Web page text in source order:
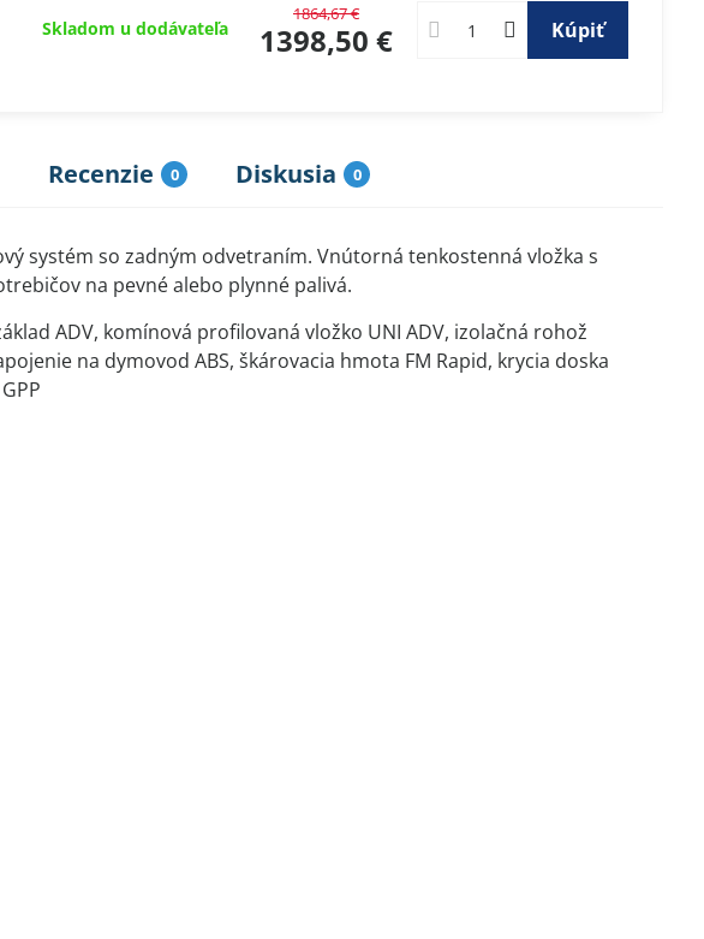
Skladom u dodávateľa
1864,67 €
1398,50 € Kúpiť
Recenzie 0 Diskusia 0
systém so zadným odvetraním. Vnútorná tenkostenná vložka s
na pevné alebo plynné palivá.
ADV, komínová profilovaná vložko UNI ADV, izolačná rohož
na dymovod ABS, škárovacia hmota FM Rapid, krycia doska